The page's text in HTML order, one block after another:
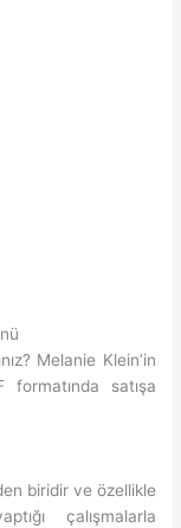
Melanie Klein’in
satışa
biridir ve özellikle
çalışmalarla